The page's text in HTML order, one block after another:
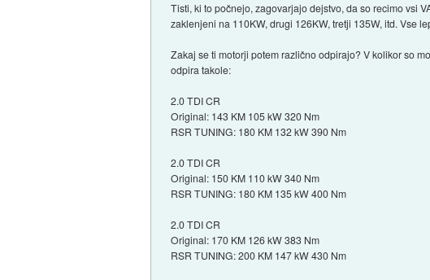
Tisti, ki to počnejo, zagovarjajo dejstvo, da so recimo vsi
zaklenjeni na 110KW, drugi 126KW, tretji 135W, itd. Vse
Zakaj se ti motorji potem različno odpirajo? V kolikor so
odpira takole:
2.0 TDI CR
Original: 143 KM 105 kW 320 Nm
RSR TUNING: 180 KM 132 kW 390 Nm
2.0 TDI CR
Original: 150 KM 110 kW 340 Nm
RSR TUNING: 180 KM 135 kW 400 Nm
2.0 TDI CR
Original: 170 KM 126 kW 383 Nm
RSR TUNING: 200 KM 147 kW 430 Nm